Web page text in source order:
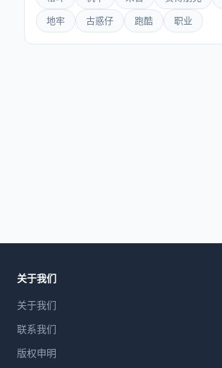
地牢 古惑仔 跑酷 职业
关于我们
关于我们
联系我们
版权申明